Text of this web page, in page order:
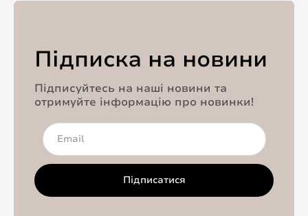
Підписка на новини
Підписуйтесь на наші новини та
отримуйте інформацію про новинки!
Підписатися